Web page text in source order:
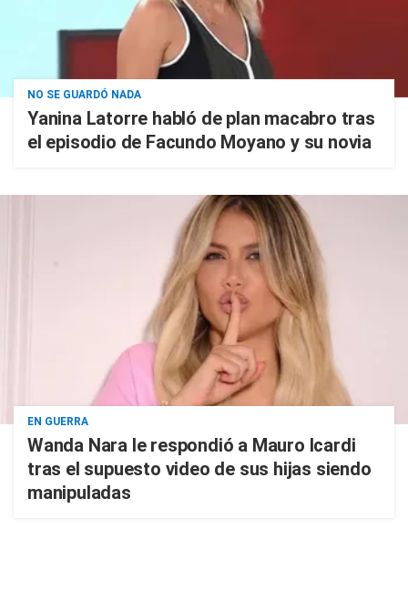
NO SE GUARDÓ NADA
Yanina Latorre habló de plan macabro tras
el episodio de Facundo Moyano y su novia
EN GUERRA
Wanda Nara le respondió a Mauro Icardi
tras el supuesto video de sus hijas siendo
manipuladas